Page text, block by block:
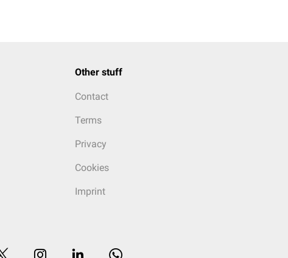
Other stuff
Contact
Terms
Privacy
Cookies
Imprint